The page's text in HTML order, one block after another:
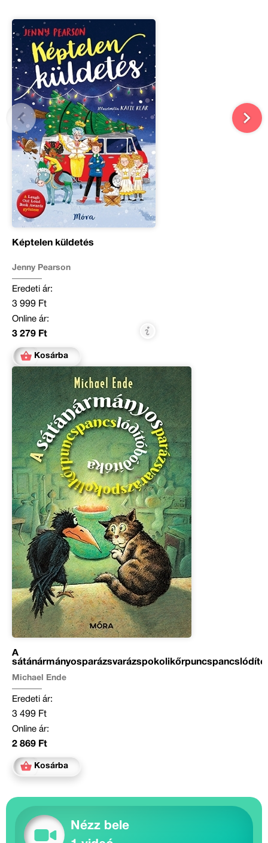
Képtelen küldetés
Jenny Pearson
Eredeti ár:
3 999 Ft
Online ár:
3 279 Ft
Kosárba
A
Michael Ende
Eredeti ár:
3 499 Ft
Online ár:
2 869 Ft
Kosárba
Nézz bele